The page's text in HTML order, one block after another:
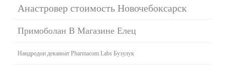
Анастровер стоимость Новочебоксарск
Примоболан В Магазине Елец
Нандродон деканоат Pharmacom Labs Бузулук